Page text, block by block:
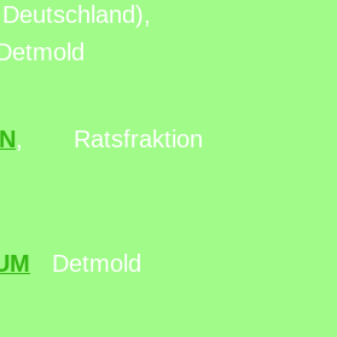
, Ratsfraktion
Detmold